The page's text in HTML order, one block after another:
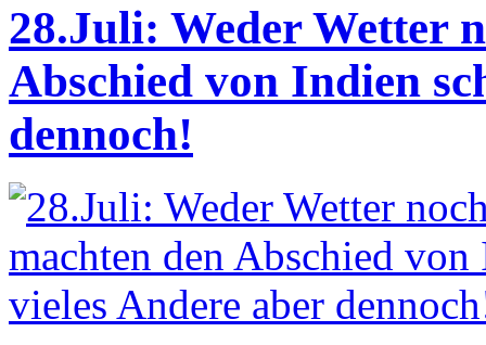
28.Juli: Weder Wetter
Abschied von Indien
dennoch!